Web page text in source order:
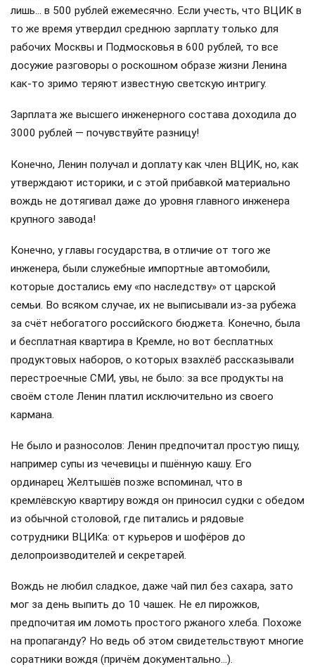
лишь… в 500 рублей ежемесячно. Если учесть, что ВЦИК в
то же время утвердил среднюю зарплату только для
рабочих Москвы и Подмосковья в 600 рублей, то все
досужие разговоры о роскошном образе жизни Ленина
как-то зримо теряют известную светскую интригу.
Зарплата же высшего инженерного состава доходила до
3000 рублей — почувствуйте разницу!
Конечно, Ленин получал и доплату как член ВЦИК, но, как
утверждают историки, и с этой прибавкой материально
вождь не дотягивал даже до уровня главного инженера
крупного завода!
Конечно, у главы государства, в отличие от того же
инженера, были служебные импортные автомобили,
которые достались ему «по наследству» от царской
семьи. Во всяком случае, их не выписывали из-за рубежа
за счёт небогатого российского бюджета. Конечно, была
и бесплатная квартира в Кремле, но вот бесплатных
продуктовых наборов, о которых взахлёб рассказывали
перестроечные СМИ, увы, не было: за все продукты на
своём столе Ленин платил исключительно из своего
кармана.
Не было и разносолов: Ленин предпочитал простую пищу,
например супы из чечевицы и пшённую кашу. Его
ординарец Желтышёв позже вспоминал, что в
кремлёвскую квартиру вождя он приносил судки с обедом
из обычной столовой, где питались и рядовые
сотрудники ВЦИКа: от курьеров и шофёров до
делопроизводителей и секретарей.
Вождь не любил сладкое, даже чай пил без сахара, зато
мог за день выпить до 10 чашек. Не ел пирожков,
предпочитая им ломоть простого ржаного хлеба. Похоже
на пропаганду? Но ведь об этом свидетельствуют многие
соратники вождя (причём документально…).